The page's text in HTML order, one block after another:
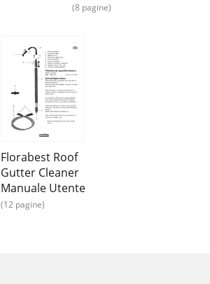
(8 pagine)
Florabest Roof
Gutter Cleaner
Manuale Utente
(12 pagine)